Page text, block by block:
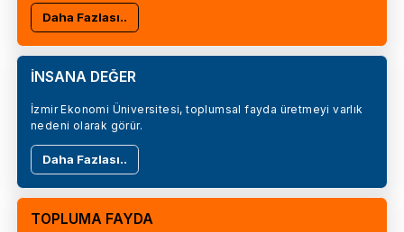
Daha Fazlası..
İNSANA DEĞER
İzmir Ekonomi Üniversitesi, toplumsal fayda üretmeyi varlık
nedeni olarak görür.
Daha Fazlası..
TOPLUMA FAYDA